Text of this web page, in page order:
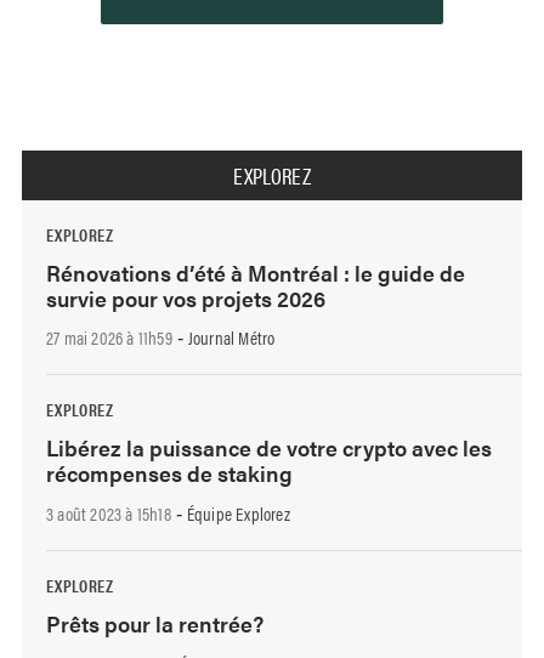
EXPLOREZ
EXPLOREZ
Rénovations d’été à Montréal : le guide de
survie pour vos projets 2026
27 mai 2026 à 11h59- Journal Métro
EXPLOREZ
Libérez la puissance de votre crypto avec les
récompenses de staking
3 août 2023 à 15h18- Équipe Explorez
EXPLOREZ
Prêts pour la rentrée?